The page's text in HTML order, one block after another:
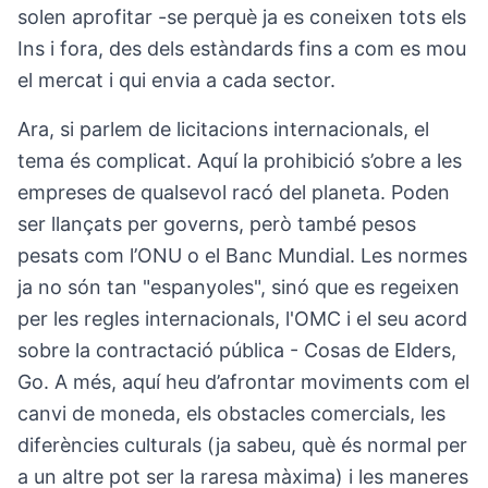
solen aprofitar -se perquè ja es coneixen tots els
Ins i fora, des dels estàndards fins a com es mou
el mercat i qui envia a cada sector.
Ara, si parlem de licitacions internacionals, el
tema és complicat. Aquí la prohibició s’obre a les
empreses de qualsevol racó del planeta. Poden
ser llançats per governs, però també pesos
pesats com l’ONU o el Banc Mundial. Les normes
ja no són tan "espanyoles", sinó que es regeixen
per les regles internacionals, l'OMC i el seu acord
sobre la contractació pública - Cosas de Elders,
Go. A més, aquí heu d’afrontar moviments com el
canvi de moneda, els obstacles comercials, les
diferències culturals (ja sabeu, què és normal per
a un altre pot ser la raresa màxima) i les maneres